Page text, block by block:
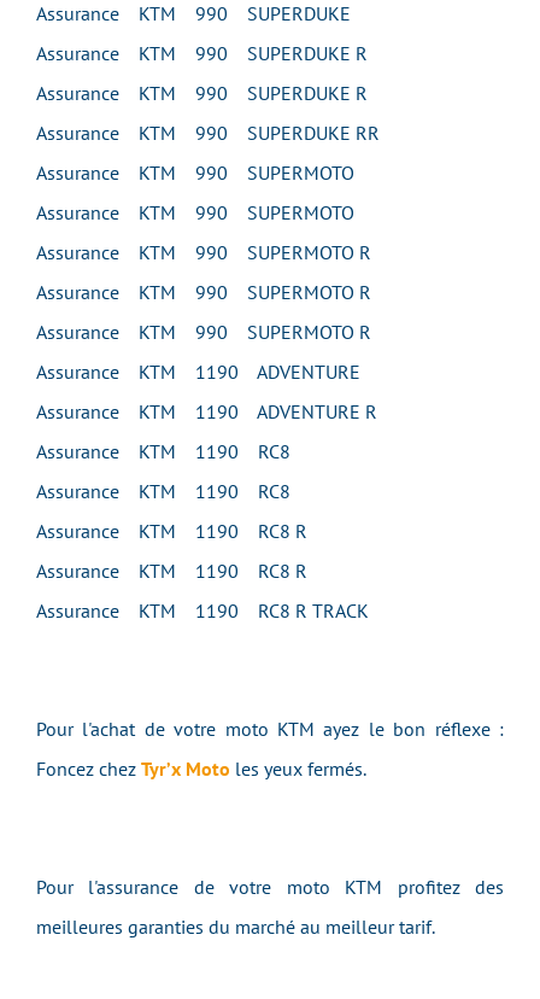
Assurance KTM 990 SUPERDUKE
Assurance KTM 990 SUPERDUKE R
Assurance KTM 990 SUPERDUKE R
Assurance KTM 990 SUPERDUKE RR
Assurance KTM 990 SUPERMOTO
Assurance KTM 990 SUPERMOTO
Assurance KTM 990 SUPERMOTO R
Assurance KTM 990 SUPERMOTO R
Assurance KTM 990 SUPERMOTO R
Assurance KTM 1190 ADVENTURE
Assurance KTM 1190 ADVENTURE R
Assurance KTM 1190 RC8
Assurance KTM 1190 RC8
Assurance KTM 1190 RC8 R
Assurance KTM 1190 RC8 R
Assurance KTM 1190 RC8 R TRACK
Pour l'achat de votre moto KTM ayez le bon réflexe :
Foncez chez Tyr’x Moto les yeux fermés.
Pour l'assurance de votre moto KTM profitez des
meilleures garanties du marché au meilleur tarif.